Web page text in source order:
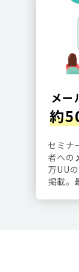
メ
約
セミナ
者への
万UU
掲載。